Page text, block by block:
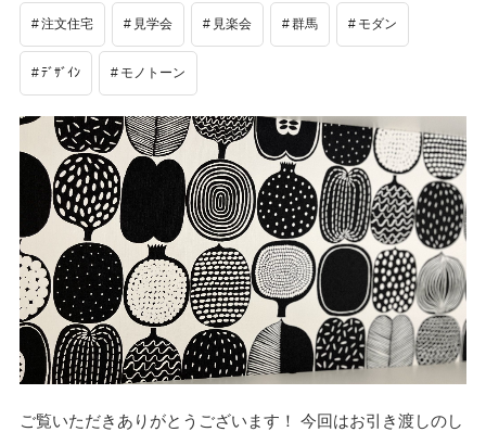
注文住宅 見学会 見楽会 群馬 モダン
ﾃﾞｻﾞｲﾝ モノトーン
ご覧いただきありがとうございます！ 今回はお引き渡しのし